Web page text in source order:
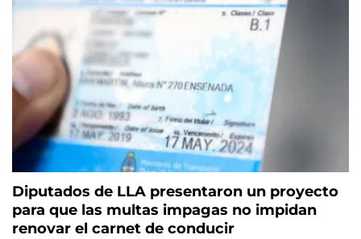
Diputados de LLA presentaron un proyecto
para que las multas impagas no impidan
renovar el carnet de conducir